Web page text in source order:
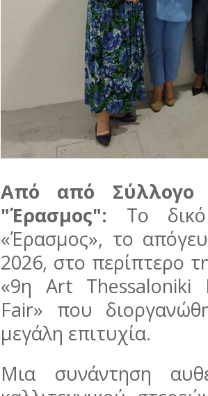
Από από Σύλλογο
"Έρασμος": Το
«Έρασμος», το
2026, στο περίπτερο
«9η Art Thessaloniki
Fair» που
μεγάλη επιτυχία.
Μια συνάντηση